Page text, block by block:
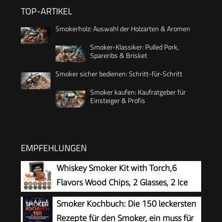
TOP-ARTIKEL
Smokerholz: Auswahl der Holzarten & Aromen
Smoker-Klassiker: Pulled Pork,
Spareribs & Brisket
Smoker sicher bedienen: Schritt-für-Schritt
Smoker kaufen: Kaufratgeber für
Einsteiger & Profis
EMPFEHLUNGEN
Whiskey Smoker Kit with Torch,6
Flavors Wood Chips, 2 Glasses, 2 Ice
Ball Molds,Cocktail Smoker Infuser Kit,
Old Fashioned Drink Smoker Kit, Husband ,
Smoker Kochbuch: Die 150 leckersten
Rezepte für den Smoker, ein muss für